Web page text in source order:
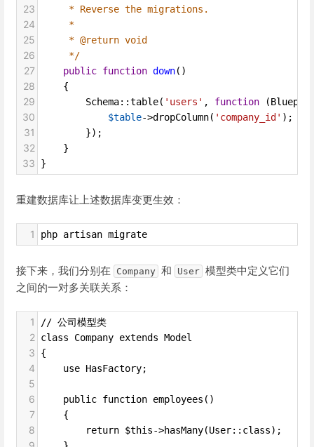
23 * Reverse the migrations.
24 *
25 * @return void
26 */
27 public function down()
28
    {
29 Schema::table( 'users' , function (
30 $table->dropColumn( 'company_id' );
31
        });
32
    }
33 }
重建数据库让上述数据库变更生效：
1 php artisan migrate
接下来，我们分别在 Company 和 User 模型类中定义它们
之间的一对多关联关系：
1 // 公司模型类
2 class Company extends Model
3 {
4
    use HasFactory;
5
6
    public function employees()
7
    {
8
        return $this->hasMany(User::class);